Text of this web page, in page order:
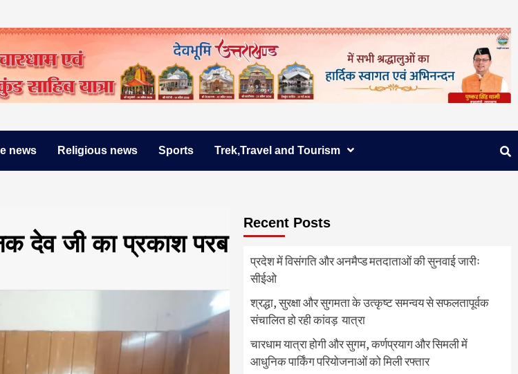
news Religious news Sports Trek,Travel and Tourism
देव जी का प्रकाश परब
Recent Posts
प्रदेश में विसंगति और अनमैप्ड मतदाताओं की सुनवाई जारीः
सीईओ
श्रद्धा, सुरक्षा और सुगमता के उत्कृष्ट समन्वय से सफलतापूर्वक
संचालित हो रही कांवड़ यात्रा
चारधाम यात्रा होगी और सुगम, कर्णप्रयाग और सिमली में
आधुनिक पार्किंग परियोजनाओं को मिली रफ्तार